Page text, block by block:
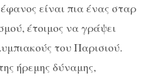
είναι πια ένας σταρ
έτοιμος να γράψει
του Παρισιού.
ήρεμης δύναμης,